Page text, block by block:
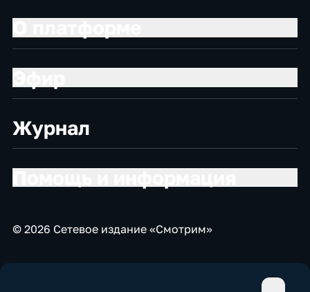
Журнал
© 2026 Сетевое издание «Смотрим»